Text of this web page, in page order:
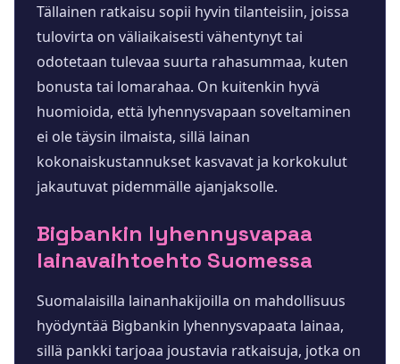
Tällainen ratkaisu sopii hyvin tilanteisiin, joissa
tulovirta on väliaikaisesti vähentynyt tai
odotetaan tulevaa suurta rahasummaa, kuten
bonusta tai lomarahaa. On kuitenkin hyvä
huomioida, että lyhennysvapaan soveltaminen
ei ole täysin ilmaista, sillä lainan
kokonaiskustannukset kasvavat ja korkokulut
jakautuvat pidemmälle ajanjaksolle.
Bigbankin lyhennysvapaa
lainavaihtoehto Suomessa
Suomalaisilla lainanhakijoilla on mahdollisuus
hyödyntää Bigbankin lyhennysvapaata lainaa,
sillä pankki tarjoaa joustavia ratkaisuja, jotka on